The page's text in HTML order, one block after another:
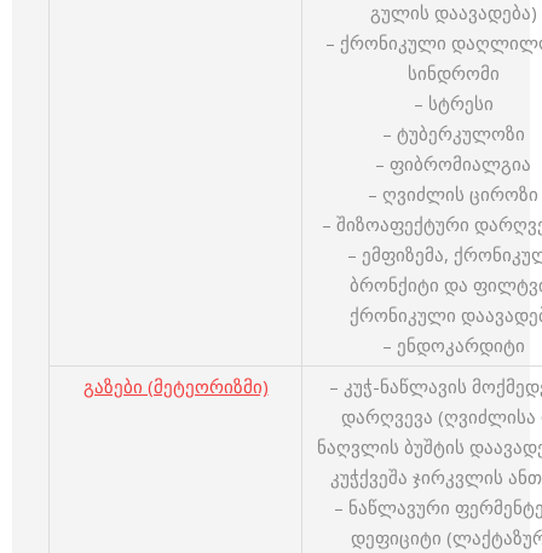
გულის დაავადება)
– ქრონიკული
სინდრომი
– სტრესი
– ტუბერკულოზი
– ფიბრომიალგია
– ღვიძლის ციროზი
– შიზოაფექტური
– ემფიზემა,
ბრონქიტი და
ქრონიკული
– ენდოკარდიტი
გაზები (მეტეორიზმი)
– კუჭ-ნაწლავის
დარღვევა (ღვიძლისა
ნაღვლის ბუშტის
კუჭქვეშა ჯირკვლის
– ნაწლავური
დეფიციტი